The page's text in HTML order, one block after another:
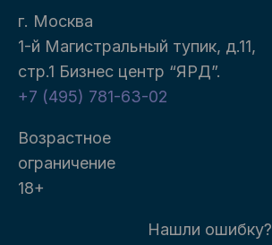
г. Москва
1-й Магистральный тупик, д.11,
стр.1 Бизнес центр “ЯРД”.
+7 (495) 781-63-02
Возрастное
ограничение
18+
Нашли ошибку?